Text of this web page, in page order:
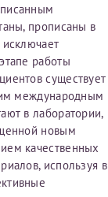
прописаны в
работы
существует
международным
в лаборатории,
новым
качественных
используя в